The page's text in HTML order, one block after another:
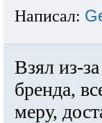
Написал:
Взял из-
бренда,
меру,